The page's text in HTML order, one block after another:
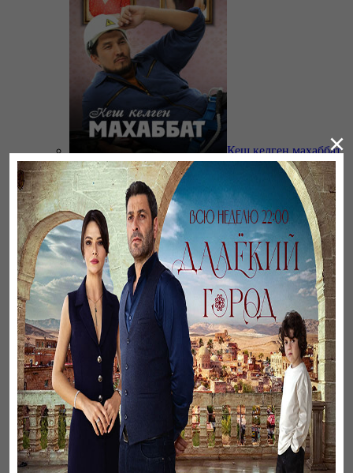
Кеш келген махаббат
Байтақ жерім
×